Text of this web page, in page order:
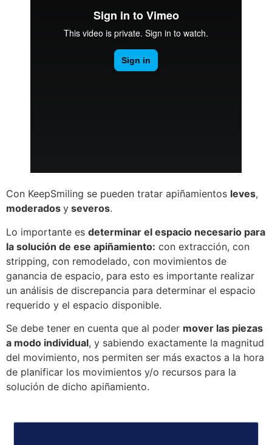
Con KeepSmiling se pueden tratar apiñamientos leves,
moderados y severos.
Lo importante es determinar el espacio necesario para
la solución de ese apiñamiento: con extracción, con
stripping, con remodelado, con movimientos de
ganancia de espacio, para esto es importante realizar
un análisis de discrepancia para determinar el espacio
requerido y el espacio disponible.
Se debe tener en cuenta que al poder mover las piezas
a modo individual, y sabiendo exactamente la magnitud
del movimiento, nos permiten ser más exactos a la hora
de planificar los movimientos y/o recursos para la
solución de dicho apiñamiento.